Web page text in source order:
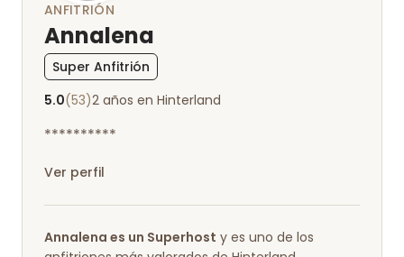
ANFITRIÓN
Annalena
Super Anfitrión
5.0(53)2 años en Hinterland
**********
Ver perfil
Annalena es un Superhost y es uno de los